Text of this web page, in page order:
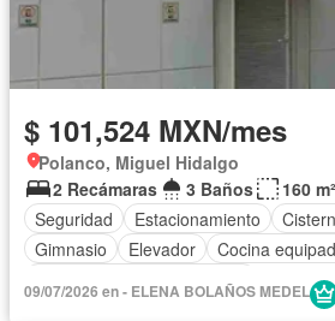
$ 101,524 MXN/mes
Polanco, Miguel Hidalgo
2 Recámaras
3 Baños
160 m²
Seguridad
Estacionamiento
Gimnasio
Elevador
Cocina
Completamente amueblado
09/07/2026 en - ELENA BOLAÑOS MEDEL